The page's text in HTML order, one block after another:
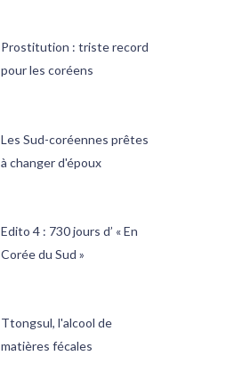
Prostitution : triste record
pour les coréens
Les Sud-coréennes prêtes
à changer d'époux
Edito 4 : 730 jours d’ « En
Corée du Sud »
Ttongsul, l'alcool de
matières fécales